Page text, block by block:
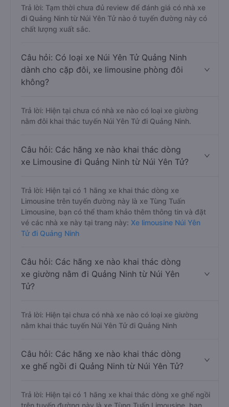
Trả lời: Tạm thời chưa đủ review để đánh giá có nhà xe
đi Quảng Ninh từ Núi Yên Tử nào ở tuyến đường này có
chất lượng xuất sắc.
Câu hỏi: Có loại xe Núi Yên Tử Quảng Ninh
dành cho cặp đôi, xe limousine phòng đôi
không?
Trả lời: Hiện tại chưa có nhà xe nào có loại xe giường
nằm đôi khai thác tuyến Núi Yên Tử đi Quảng Ninh.
Câu hỏi: Các hãng xe nào khai thác dòng
xe Limousine đi Quảng Ninh từ Núi Yên Tử?
Trả lời: Hiện tại có 1 hãng xe khai thác dòng xe
Limousine trên tuyến đường này là xe Tùng Tuấn
Limousine, bạn có thể tham khảo thêm thông tin và đặt
vé các nhà xe này tại trang này: Xe limousine Núi Yên
Tử đi Quảng Ninh
Câu hỏi: Các hãng xe nào khai thác dòng
xe giường nằm đi Quảng Ninh từ Núi Yên
Tử?
Trả lời: Hiện tại chưa có nhà xe nào có loại xe giường
nằm khai thác tuyến Núi Yên Tử đi Quảng Ninh
Câu hỏi: Các hãng xe nào khai thác dòng
xe ghế ngồi đi Quảng Ninh từ Núi Yên Tử?
Trả lời: Hiện tại có 1 hãng xe khai thác dòng xe ghế ngồi
trên tuyến đường này là xe Tùng Tuấn Limousine, bạn